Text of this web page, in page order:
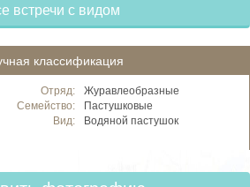
встречи с видом
классификация
Отряд:
Журавлеобразные
Семейство:
Пастушковые
Вид:
Водяной пастушок